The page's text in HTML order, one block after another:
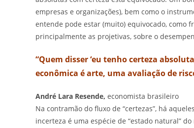
empresas e organizações), bem como o
entende pode estar (muito) equivocado, como
principalmente as projetivas, sobre o
“Quem disser ‘eu tenho certeza
econômica é arte, uma avaliação de
André Lara Resende, economista brasileiro
Na contramão do fluxo de “certezas”, há
incerteza é uma espécie de “estado natural”